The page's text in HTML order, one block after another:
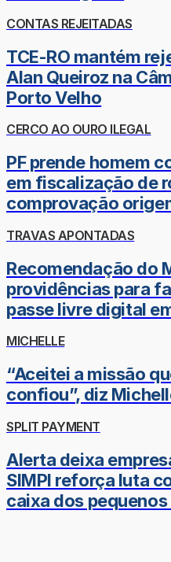
CONTAS REJEITADAS
TCE-RO mantém
Alan Queiroz na
Porto Velho
CERCO AO OURO ILEGAL
PF prende homem
em fiscalização de
comprovação
TRAVAS APONTADAS
Recomendação do
providências para
passe livre digital
MICHELLE
“Aceitei a missão
confiou”, diz
SPLIT PAYMENT
Alerta deixa
SIMPI reforça luta
caixa dos